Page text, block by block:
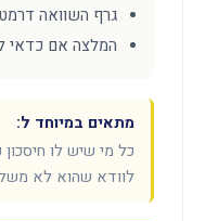
גרף השוואה
המלצה אם כדאי
מתאים במיוחד ל:
כל מי שיש לו חיסכון
לוודא שהוא לא